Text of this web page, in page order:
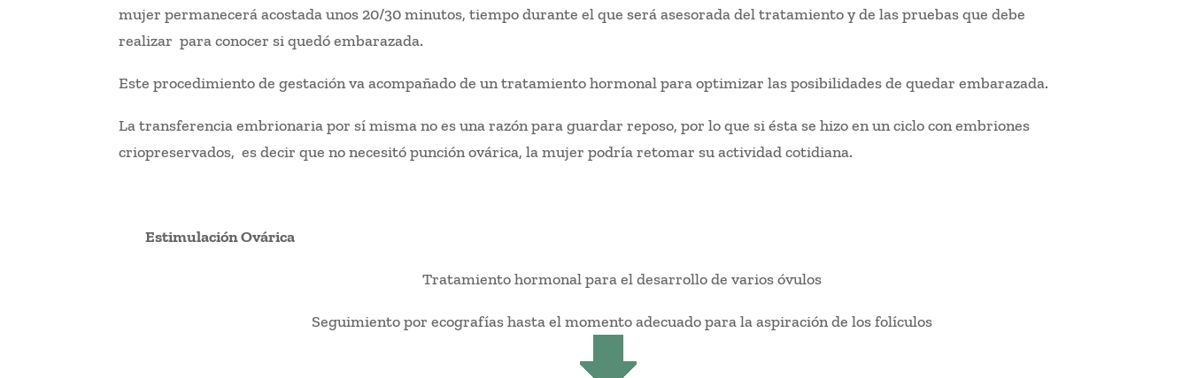
mujer permanecerá acostada unos 20/30 minutos, tiempo durante el que será asesorada del tratamiento y de las pruebas que debe
realizar para conocer si quedó embarazada.
Este procedimiento de gestación va acompañado de un tratamiento hormonal para optimizar las posibilidades de quedar embarazada.
La transferencia embrionaria por sí misma no es una razón para guardar reposo, por lo que si ésta se hizo en un ciclo con embriones
criopreservados, es decir que no necesitó punción ovárica, la mujer podría retomar su actividad cotidiana.
Estimulación Ovárica
Tratamiento hormonal para el desarrollo de varios óvulos
Seguimiento por ecografías hasta el momento adecuado para la aspiración de los folículos